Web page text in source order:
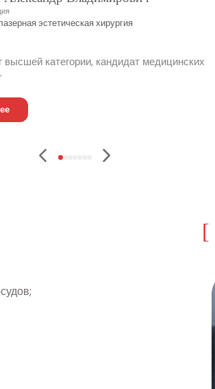
эстетическая хирургия
высшей категории, кандидат медицинских
[